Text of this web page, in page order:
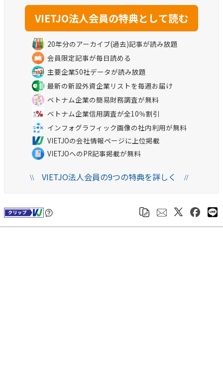
20年分のアーカイブ(過去)記事が読み放題
会員限定記事が毎日読める
主要企業50社データが読み放題
最新の新設外資企業リストを毎週お届け
ベトナム企業の簡易財務調査が無料
ベトナム企業信用調査が全10％割引
インフォグラフィック画像の社内利用が無料
VIETJOの会社情報ページに上位掲載
VIETJOへのPR記事掲載が無料
\\VIETJO法人会員の9つの特典を詳しく //